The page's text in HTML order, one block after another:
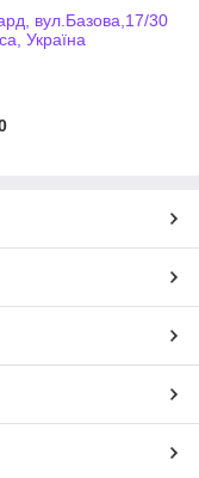
вул.Базова,17/30
Україна